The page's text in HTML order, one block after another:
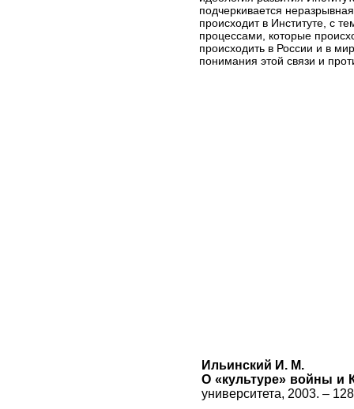
подчеркивается неразрывная
происходит в Институте, с
процессами, которые
происходить в России и в
понимания этой связи и
Ильинский И. М.
О «культуре» войны и
университета, 2003. –